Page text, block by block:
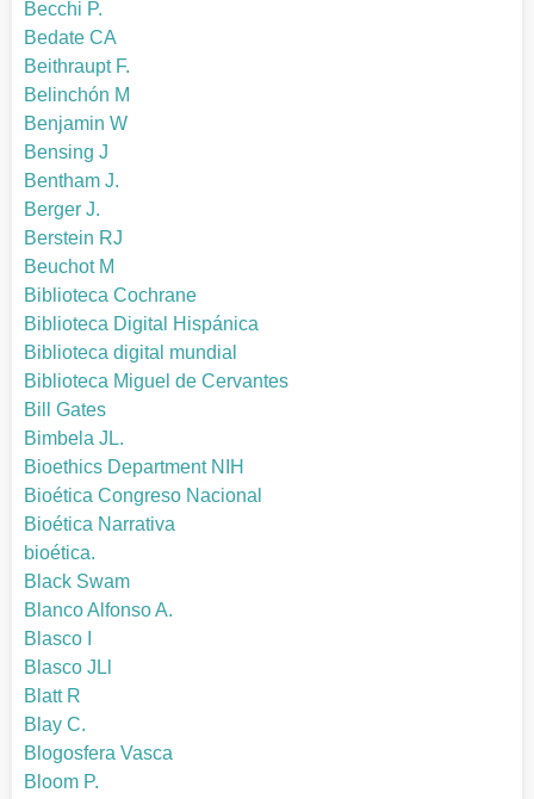
Becchi P.
Bedate CA
Beithraupt F.
Belinchón M
Benjamin W
Bensing J
Bentham J.
Berger J.
Berstein RJ
Beuchot M
Biblioteca Cochrane
Biblioteca Digital Hispánica
Biblioteca digital mundial
Biblioteca Miguel de Cervantes
Bill Gates
Bimbela JL.
Bioethics Department NIH
Bioética Congreso Nacional
Bioética Narrativa
bioética.
Black Swam
Blanco Alfonso A.
Blasco I
Blasco JLl
Blatt R
Blay C.
Blogosfera Vasca
Bloom P.